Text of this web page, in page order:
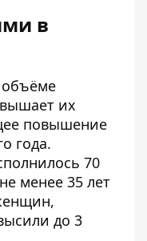
в
объёме
их
повышение
года.
70
менее 35 лет
до 3